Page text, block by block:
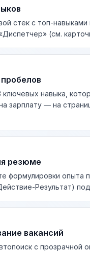
стек с топ-навыками
(см.
ключевых навыка,
зарплату — на
резюме
формулировки опыта
Результат)
вакансий
с прозрачной